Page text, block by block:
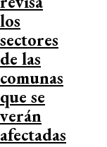
los
sectores
de las
comunas
que se
verán
afectadas